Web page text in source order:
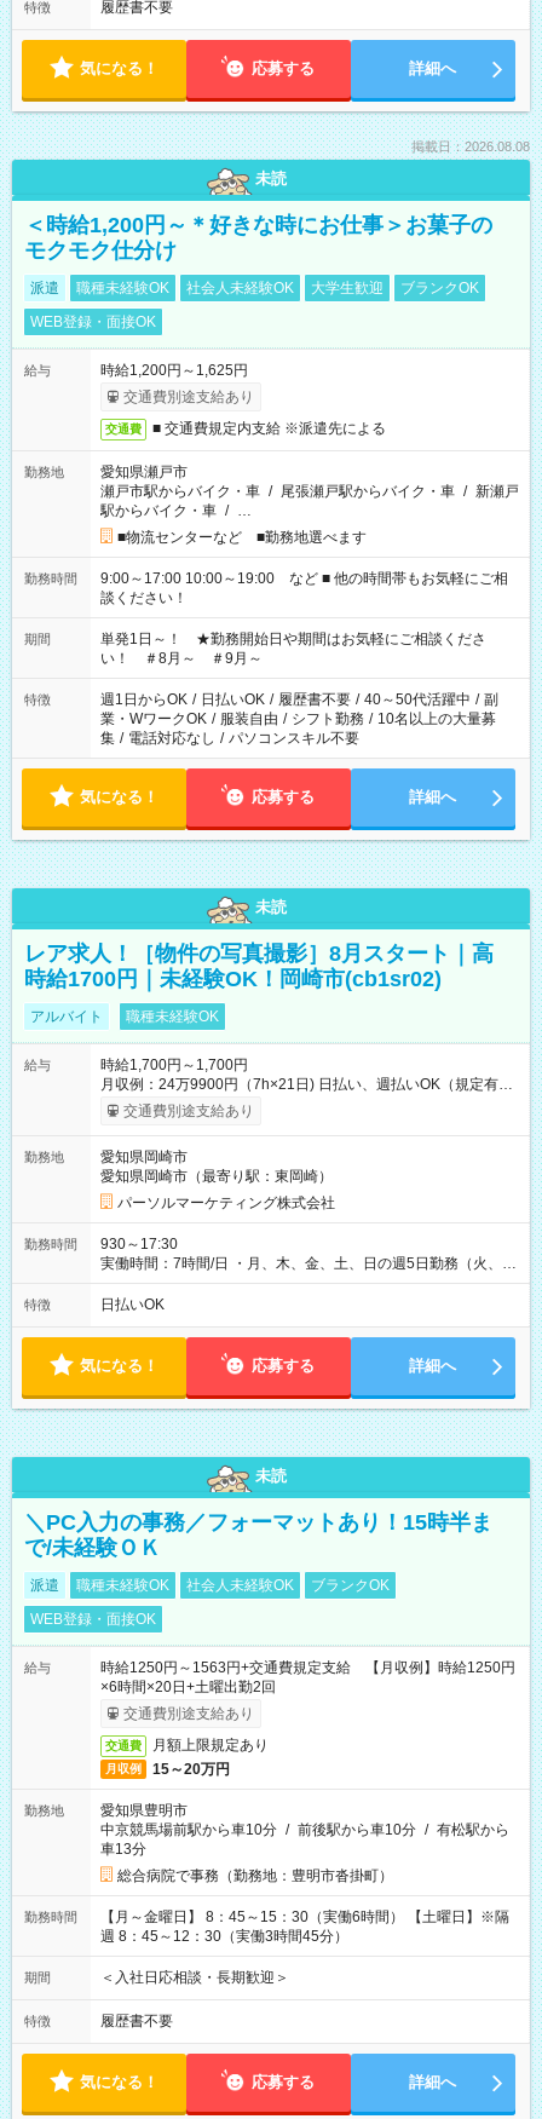
特徴 履歴書不要
気になる！ 応募する 詳細へ
掲載日：2026.08.08
未読
＜時給1,200円～＊好きな時にお仕事＞お菓子の
モクモク仕分け
派遣 職種未経験OK 社会人未経験OK 大学生歓迎
ブランクOK
WEB登録・面接OK
給与
時給1,200円～1,625円
交通費別途支給あり
交通費 ■ 交通費規定内支給 ※派遣先による
勤務地
愛知県瀬戸市
瀬戸市駅からバイク・車 / 尾張瀬戸駅からバイク・車 / 新瀬戸
駅からバイク・車 / …
■物流センターなど ■勤務地選べます
勤務時間
9:00～17:00 10:00～19:00 など ■ 他の時間帯もお気軽にご相
談ください！
期間
単発1日～！ ★勤務開始日や期間はお気軽にご相談くださ
い！ ＃8月～ ＃9月～
特徴 週1日からOK / 日払いOK / 履歴書不要 / 40～50代活躍中 / 副
業・WワークOK / 服装自由 / シフト勤務 / 10名以上の大量募
集 / 電話対応なし / パソコンスキル不要
気になる！ 応募する 詳細へ
未読
レア求人！［物件の写真撮影］8月スタート｜高
時給1700円｜未経験OK！岡崎市(cb1sr02)
アルバイト 職種未経験OK
給与
時給1,700円～1,700円
月収例：24万9900円（7h×21日) 日払い、週払いOK（規定有
り） 【試用期間】試用期間なし
交通費別途支給あり
勤務地
愛知県岡崎市
愛知県岡崎市（最寄り駅：東岡崎）
パーソルマーケティング株式会社
勤務時間
930～17:30
実働時間：7時間/日 ・月、木、金、土、日の週5日勤務（火、水
は固定休です／夏季、年末年始等、長期休暇有り！） ・ワンシ
フト！ 残業ほぼナシ（0～5h/月）
特徴 日払いOK
気になる！ 応募する 詳細へ
未読
＼PC入力の事務／フォーマットあり！15時半ま
で/未経験ＯＫ
派遣 職種未経験OK 社会人未経験OK
ブランクOK
WEB登録・面接OK
給与
時給1250円～1563円+交通費規定支給 【月収例】時給1250円
×6時間×20日+土曜出勤2回
交通費別途支給あり
交通費 月額上限規定あり
月収例 15～20万円
勤務地
愛知県豊明市
中京競馬場前駅から車10分 / 前後駅から車10分 / 有松駅から
車13分
総合病院で事務（勤務地：豊明市沓掛町）
勤務時間
【月～金曜日】 8：45～15：30（実働6時間） 【土曜日】※隔
週 8：45～12：30（実働3時間45分）
期間 ＜入社日応相談・長期歓迎＞
特徴 履歴書不要
気になる！ 応募する 詳細へ